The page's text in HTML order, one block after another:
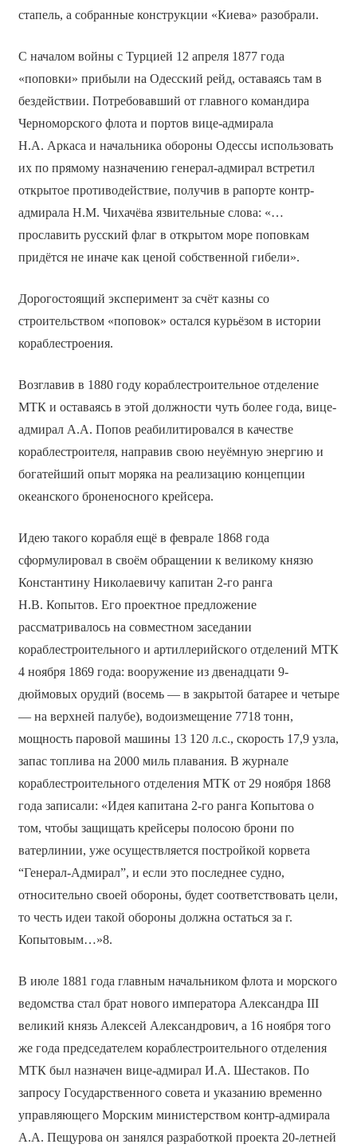
стапель, а собранные конструкции «Киева» разобрали.
С началом войны с Турцией 12 апреля 1877 года
«поповки» прибыли на Одесский рейд, оставаясь там в
бездействии. Потребовавший от главного командира
Черноморского флота и портов вице-адмирала
Н.А. Аркаса и начальника обороны Одессы использовать
их по прямому назначению генерал-адмирал встретил
открытое противодействие, получив в рапорте контр-
адмирала Н.М. Чихачёва язвительные слова: «…
прославить русский флаг в открытом море поповкам
придётся не иначе как ценой собственной гибели».
Дорогостоящий эксперимент за счёт казны со
строительством «поповок» остался курьёзом в истории
кораблестроения.
Возглавив в 1880 году кораблестроительное отделение
МТК и оставаясь в этой должности чуть более года, вице-
адмирал А.А. Попов реабилитировался в качестве
кораблестроителя, направив свою неуёмную энергию и
богатейший опыт моряка на реализацию концепции
океанского броненосного крейсера.
Идею такого корабля ещё в феврале 1868 года
сформулировал в своём обращении к великому князю
Константину Николаевичу капитан 2-го ранга
Н.В. Копытов. Его проектное предложение
рассматривалось на совместном заседании
кораблестроительного и артиллерийского отделений МТК
4 ноября 1869 года: вооружение из двенадцати 9-
дюймовых орудий (восемь — в закрытой батарее и четыре
— на верхней палубе), водоизмещение 7718 тонн,
мощность паровой машины 13 120 л.с., скорость 17,9 узла,
запас топлива на 2000 миль плавания. В журнале
кораблестроительного отделения МТК от 29 ноября 1868
года записали: «Идея капитана 2-го ранга Копытова о
том, чтобы защищать крейсеры полосою брони по
ватерлинии, уже осуществляется постройкой корвета
“Генерал-Адмирал”, и если это последнее судно,
относительно своей обороны, будет соответствовать цели,
то честь идеи такой обороны должна остаться за г.
Копытовым…»8.
В июле 1881 года главным начальником флота и морского
ведомства стал брат нового императора Александра III
великий князь Алексей Александрович, а 16 ноября того
же года председателем кораблестроительного отделения
МТК был назначен вице-адмирал И.А. Шестаков. По
запросу Государственного совета и указанию временно
управляющего Морским министерством контр-адмирала
А.А. Пещурова он занялся разработкой проекта 20-летней